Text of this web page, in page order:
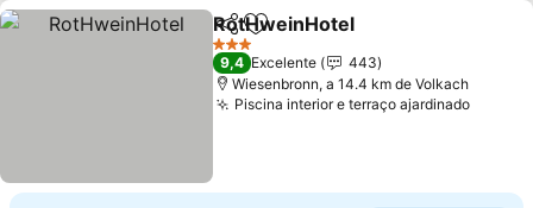
PartilharAdicionar aos favoritos
RotHweinHotel
3 Estrelas
9,4 Excelente
443
Wiesenbronn, a 14.4 km de Volkach
Piscina interior e terraço ajardinadoVer